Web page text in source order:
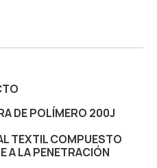
DE POLÍMERO 200J
TEXTIL COMPUESTO
A LA PENETRACIÓN